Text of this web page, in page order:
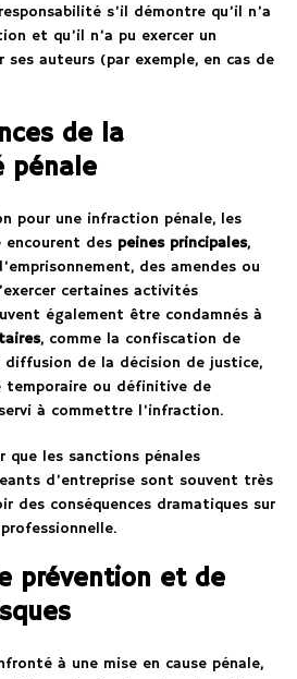
s’il démontre qu’il n’a
et qu’il n’a pu exercer un
auteurs (par exemple, en cas de
de la
pénale
pour une infraction pénale, les
encourent des peines principales,
des amendes ou
certaines activités
également être condamnés à
, comme la confiscation de
diffusion de la décision de justice,
temporaire ou définitive de
à commettre l’infraction.
que les sanctions pénales
d’entreprise sont souvent très
des conséquences dramatiques sur
prévention et de
à une mise en cause pénale,